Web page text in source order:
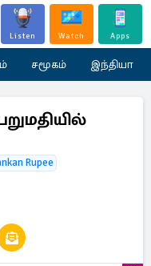
Listen Watch Apps
சமூகம் இந்தியா
Rupee